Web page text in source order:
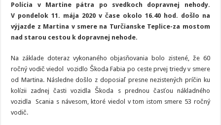
Martine
pátra
po
svedkoch
nehody
Polícia v Martine pátra po svedkoch dopravnej nehody.
V pondelok 11. mája 2020 v čase okolo 16.40 hod. došlo na
výjazde z Martina v smere na Turčianske Teplice-za mostom
nad starou cestou k dopravnej nehode.
Na základe doteraz vykonaného objasňovania bolo zistené, že 60
ročný vodič viedol vozidlo Škoda Fabia po ceste prvej triedy v smere
od Martina. Následne došlo z doposiaľ presne nezistených príčin ku
kolízii zadnej časti vozidla Škoda s prednou časťou nákladného
vozidla Scania s návesom, ktoré viedol v tom istom smere 53 ročný
vodič.